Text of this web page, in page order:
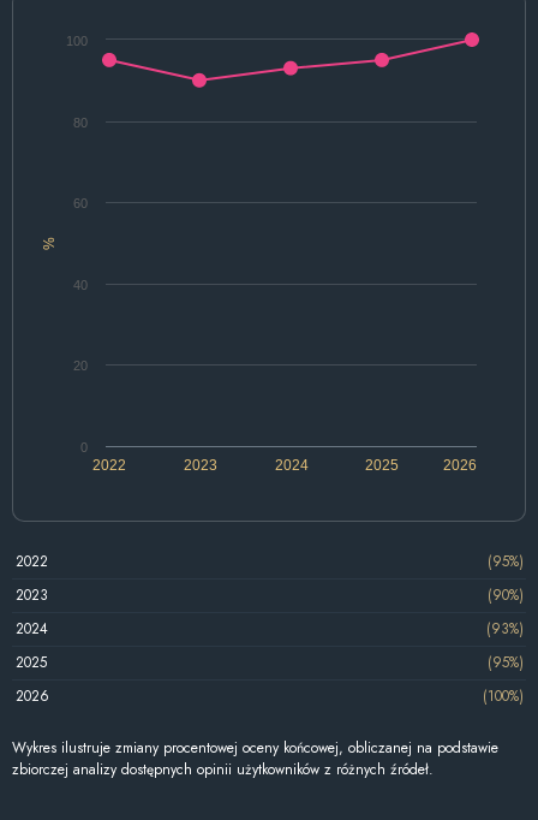
%
2022 2024 2026
2023 2025
0
20
40
60
80
100
2022
(95%)
2023
(90%)
2024
(93%)
2025
(95%)
2026
(100%)
Wykres ilustruje zmiany procentowej oceny końcowej, obliczanej na podstawie
zbiorczej analizy dostępnych opinii użytkowników z różnych źródeł.